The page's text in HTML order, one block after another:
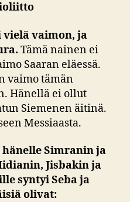
vielä vaimon, ja
Tämä nainen ei
Saaran eläessä.
vaimo tämän
Hänellä ei ollut
Siemenen äitinä.
Messiaasta.
hänelle Simranin ja
Jisbakin ja
syntyi Seba ja
olivat: